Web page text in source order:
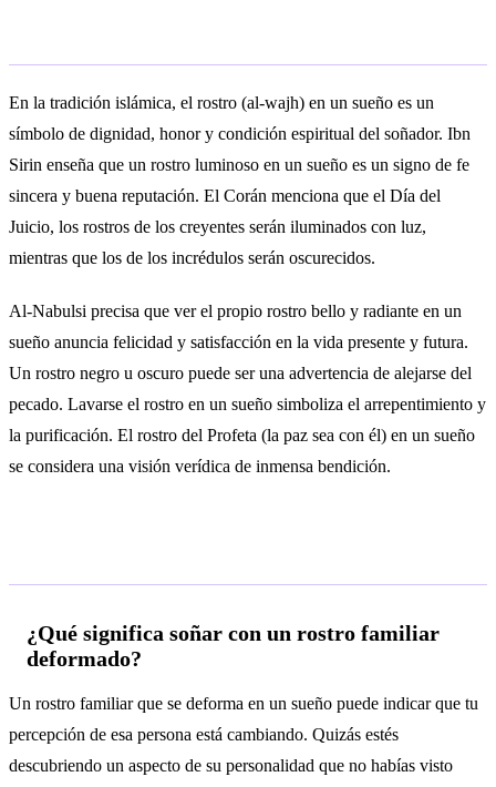
En la tradición islámica, el rostro (al-wajh) en un sueño es un
símbolo de dignidad, honor y condición espiritual del soñador. Ibn
Sirin enseña que un rostro luminoso en un sueño es un signo de fe
sincera y buena reputación. El Corán menciona que el Día del
Juicio, los rostros de los creyentes serán iluminados con luz,
mientras que los de los incrédulos serán oscurecidos.
Al-Nabulsi precisa que ver el propio rostro bello y radiante en un
sueño anuncia felicidad y satisfacción en la vida presente y futura.
Un rostro negro u oscuro puede ser una advertencia de alejarse del
pecado. Lavarse el rostro en un sueño simboliza el arrepentimiento y
la purificación. El rostro del Profeta (la paz sea con él) en un sueño
se considera una visión verídica de inmensa bendición.
¿Qué significa soñar con un rostro familiar
deformado?
Un rostro familiar que se deforma en un sueño puede indicar que tu
percepción de esa persona está cambiando. Quizás estés
descubriendo un aspecto de su personalidad que no habías visto